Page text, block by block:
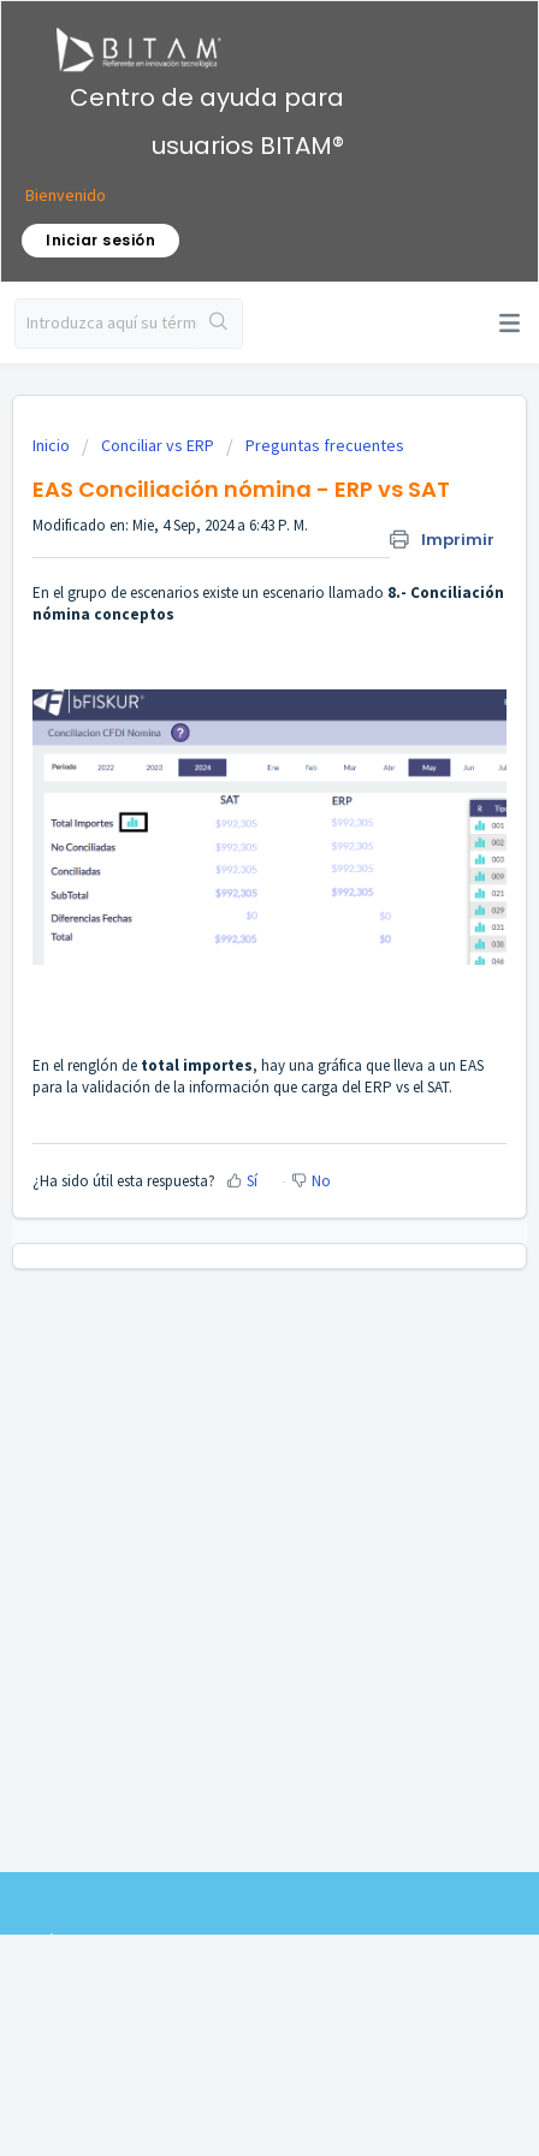
Centro de ayuda para
usuarios BITAM®
Bienvenido
Iniciar sesión
Inicio Conciliar vs ERP Preguntas frecuentes
EAS Conciliación nómina - ERP vs SAT
Imprimir
Modificado en: Mie, 4 Sep, 2024 a 6:43 P. M.
En el grupo de escenarios existe un escenario llamado 8.- Conciliación
nómina conceptos
En el renglón de total importes, hay una gráfica que lleva a un EAS
para la validación de la información que carga del ERP vs el SAT.
¿Ha sido útil esta respuesta? Sí No